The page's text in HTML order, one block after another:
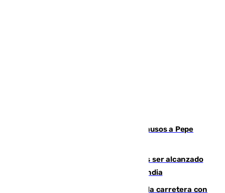
Granada despide con lágrimas y aplausos a Pepe
Un futbolista de 24 años muere tras ser alcanzado
por un rayo durante un partido en Tailandia
Muere un conductor tras salirse de la carretera con